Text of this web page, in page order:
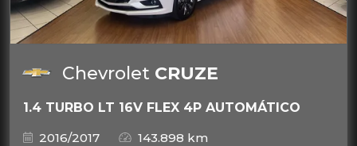
Chevrolet CRUZE
1.4 TURBO LT 16V FLEX 4P AUTOMÁTICO
2016/2017
143.898 km